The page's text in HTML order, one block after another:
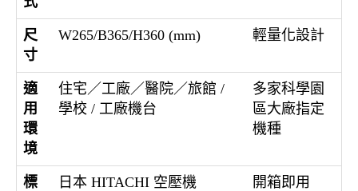
尺
寸
W265/B365/H360 (mm) 輕量化設計
適
用
環
境
住宅／工廠／醫院／旅館 /
學校 / 工廠機台
多家科學園
區大廠指定
機種
標
日本 HITACHI 空壓機
開箱即用